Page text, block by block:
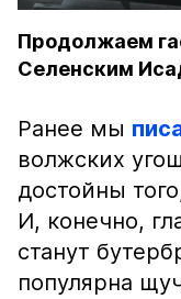
Продолжаем
Селенским
Ранее мы
волжских
достойны
И, конечно,
станут
популярна